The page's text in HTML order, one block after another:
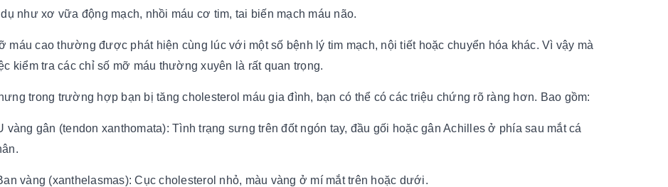
như xơ vữa động mạch, nhồi máu cơ tim, tai biến mạch máu não.
máu cao thường được phát hiện cùng lúc với một số bệnh lý tim mạch, nội tiết hoặc chuyển hóa khác. Vì vậy mà
kiểm tra các chỉ số mỡ máu thường xuyên là rất quan trọng.
trong trường hợp bạn bị tăng cholesterol máu gia đình, bạn có thể có các triệu chứng rõ ràng hơn. Bao gồm:
vàng gân (tendon xanthomata): Tình trạng sưng trên đốt ngón tay, đầu gối hoặc gân Achilles ở phía sau mắt cá
vàng (xanthelasmas): Cục cholesterol nhỏ, màu vàng ở mí mắt trên hoặc dưới.